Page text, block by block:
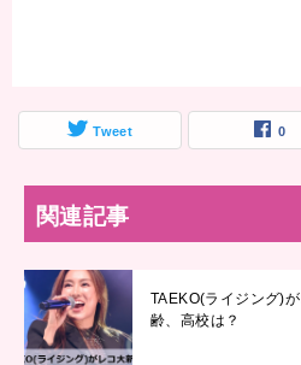
Tweet 0
関連記事
TAEKO(ライジング)
齢、高校は？